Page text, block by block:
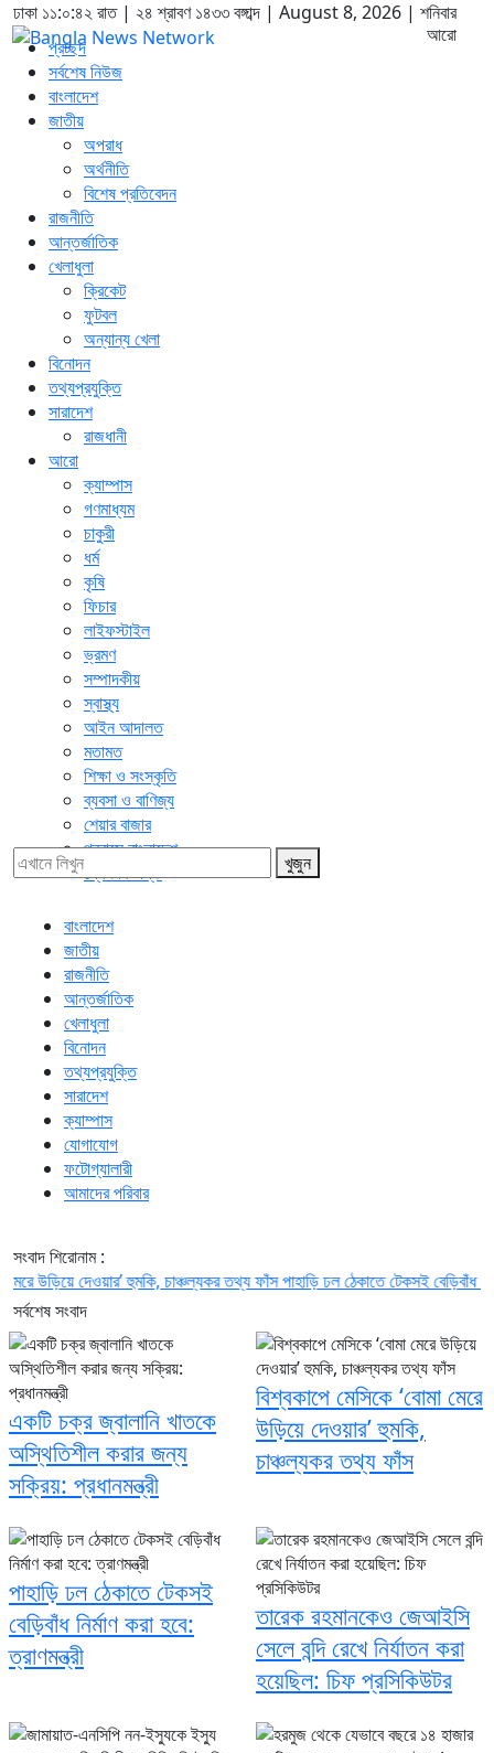
ঢাকা ১১:০:৪৩ রাত| ২৪ শ্রাবণ ১৪৩৩ বঙ্গাব্দ | August 8, 2026 | শনিবার
প্রচ্ছদ
সর্বশেষ নিউজ
বাংলাদেশ
জাতীয়
অপরাধ
অর্থনীতি
বিশেষ প্রতিবেদন
রাজনীতি
আন্তর্জাতিক
খেলাধুলা
ক্রিকেট
ফুটবল
অন্যান্য খেলা
বিনোদন
তথ্যপ্রযুক্তি
সারাদেশ
রাজধানী
আরো
ক্যাম্পাস
গণমাধ্যম
চাকুরী
ধর্ম
কৃষি
ফিচার
লাইফস্টাইল
ভ্রমণ
সম্পাদকীয়
স্বাস্থ্য
আইন আদালত
মতামত
শিক্ষা ও সংস্কৃতি
ব্যবসা ও বাণিজ্য
শেয়ার বাজার
প্রবাসে বাংলাদেশ
প্রেস বিজ্ঞপ্তি
আরো
খুজুন
বাংলাদেশ
জাতীয়
রাজনীতি
আন্তর্জাতিক
খেলাধুলা
বিনোদন
তথ্যপ্রযুক্তি
সারাদেশ
ক্যাম্পাস
যোগাযোগ
ফটোগ্যালারী
আমাদের পরিবার
সংবাদ শিরোনাম :
দেওয়ার’ হুমকি, চাঞ্চল্যকর তথ্য ফাঁসপাহাড়ি ঢল ঠেকাতে টেকসই বেড়িবাঁধ নির্মাণ করা
সর্বশেষ সংবাদ
একটি চক্র জ্বালানি খাতকে
অস্থিতিশীল করার জন্য
সক্রিয়: প্রধানমন্ত্রী
বিশ্বকাপে মেসিকে ‘বোমা মেরে
উড়িয়ে দেওয়ার’ হুমকি,
চাঞ্চল্যকর তথ্য ফাঁস
পাহাড়ি ঢল ঠেকাতে টেকসই
বেড়িবাঁধ নির্মাণ করা হবে:
ত্রাণমন্ত্রী
তারেক রহমানকেও জেআইসি
সেলে বন্দি রেখে নির্যাতন করা
হয়েছিল: চিফ প্রসিকিউটর